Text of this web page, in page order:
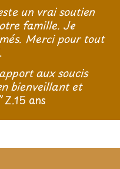
un vrai soutien
famille. Je
Merci pour tout
aux soucis
bienveillant et
Z.15 ans